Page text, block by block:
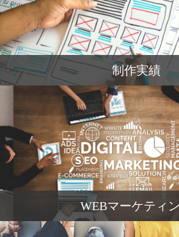
制作実績
WEBマーケティ